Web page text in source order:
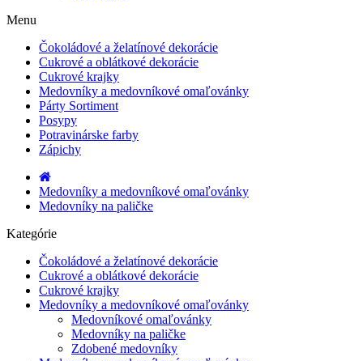
Menu
Čokoládové a želatínové dekorácie
Cukrové a oblátkové dekorácie
Cukrové krajky
Medovníky a medovníkové omaľovánky
Párty Sortiment
Posypy
Potravinárske farby
Zápichy
Medovníky a medovníkové omaľovánky
Medovníky na paličke
Kategórie
Čokoládové a želatínové dekorácie
Cukrové a oblátkové dekorácie
Cukrové krajky
Medovníky a medovníkové omaľovánky
Medovníkové omaľovánky
Medovníky na paličke
Zdobené medovníky